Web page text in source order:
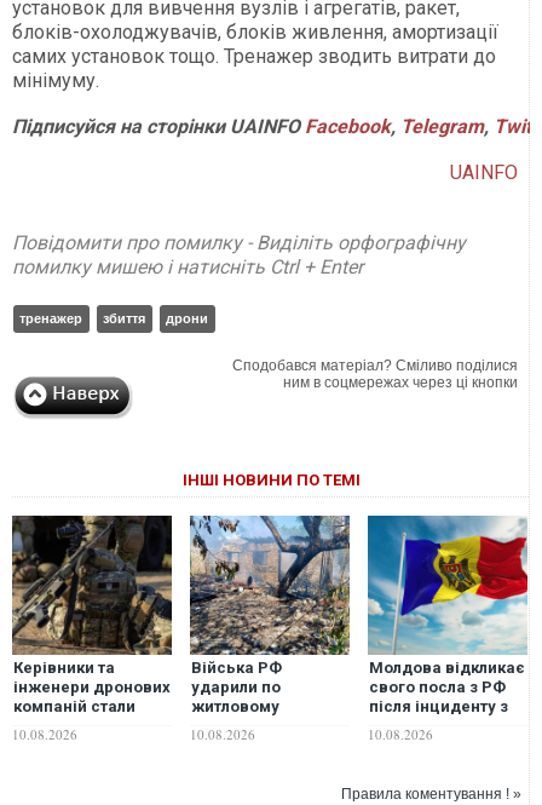
установок для вивчення вузлів і агрегатів, ракет,
блоків-охолоджувачів, блоків живлення, амортизації
самих установок тощо. Тренажер зводить витрати до
мінімуму.
ПідписуйсянасторінкиUAINFO Facebook, Telegram,
UAINFO
Повідомити про помилку - Виділіть орфографічну
помилку мишею і натисніть Ctrl + Enter
тренажер збиття дрони
Сподобався матеріал? Сміливо поділися
ним в соцмережах через ці кнопки
ІНШІ НОВИНИ ПО ТЕМІ
Керівники та
інженери дронових
компаній стали
головними
мішенями
10.08.2026
Війська РФ
ударили по
житловому
кварталу в
Нікополі: загинула
10.08.2026
Молдова відкликає
свого посла з РФ
після інциденту з
падінням дрона
10.08.2026
Правила коментування ! »